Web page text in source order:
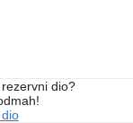
dio?